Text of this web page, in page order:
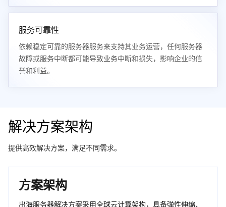
服务可靠性
依赖稳定可靠的服务器服务来支持其业务运营，任何服务器
故障或服务中断都可能导致业务中断和损失，影响企业的信
誉和利益。
解决方案架构
提供高效解决方案，满足不同需求。
方案架构
出海服务器解决方案采用全球云计算架构，具备弹性伸缩、